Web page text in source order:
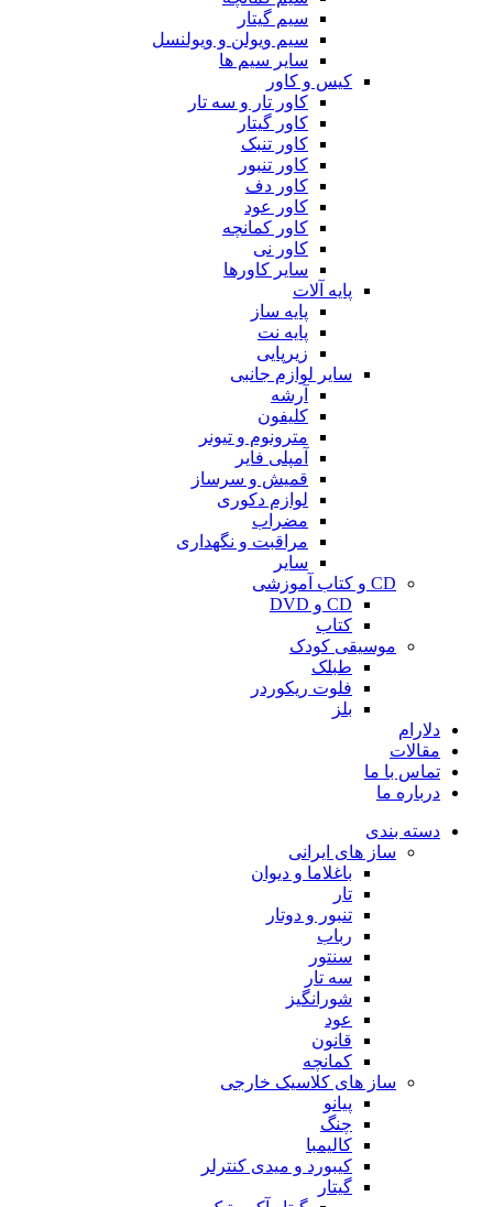
سیم گیتار
سیم ویولن و ویولنسل
سایر سیم ها
کیس و کاور
کاور تار و سه تار
کاور گیتار
کاور تنبک
کاور تنبور
کاور دف
کاور عود
کاور کمانچه
کاور نی
سایر کاورها
پایه آلات
پایه ساز
پایه نت
زیرپایی
سایر لوازم جانبی
آرشه
کلیفون
مترونوم و تیونر
آمپلی فایر
قمیش و سرساز
لوازم دکوری
مضراب
مراقبت و نگهداری
سایر
CD و کتاب آموزشی
CD و DVD
کتاب
موسیقی کودک
طبلک
فلوت ریکوردر
بلز
دلارام
مقالات
تماس با ما
درباره ما
دسته بندی
ساز های ایرانی
باغلاما و دیوان
تار
تنبور و دوتار
رباب
سنتور
سه تار
شورانگیز
عود
قانون
کمانچه
ساز های کلاسیک خارجی
پیانو
چنگ
کالیمبا
کیبورد و میدی کنترلر
گیتار